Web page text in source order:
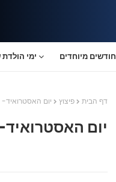
ימי חודשים מיוחדים
דף הבית פיצוץ יום האסטרואיד- 30 ביוני
יום האסטרואיד- 30